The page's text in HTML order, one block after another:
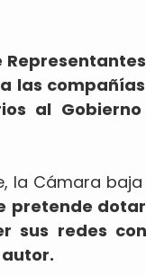
las
al
la Cámara
pretende
sus redes